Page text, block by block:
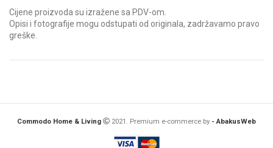
Cijene proizvoda su izražene sa PDV-om.
Opisi i fotografije mogu odstupati od originala, zadržavamo pravo
greške.
Commodo Home & Living 2021. Premium e-commerce by - AbakusWeb